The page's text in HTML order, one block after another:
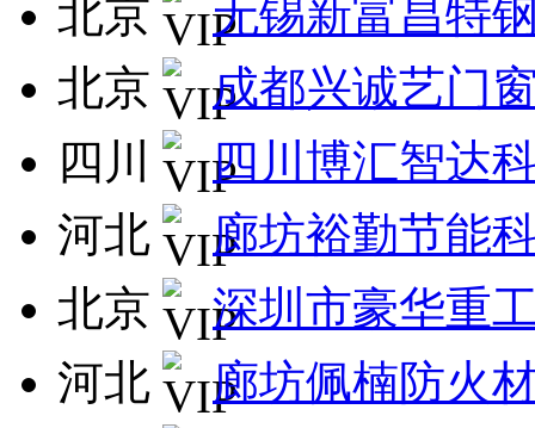
北京
无锡新富昌特
北京
成都兴诚艺门
四川
四川博汇智达
河北
廊坊裕勤节能
北京
深圳市豪华重
河北
廊坊佩楠防火